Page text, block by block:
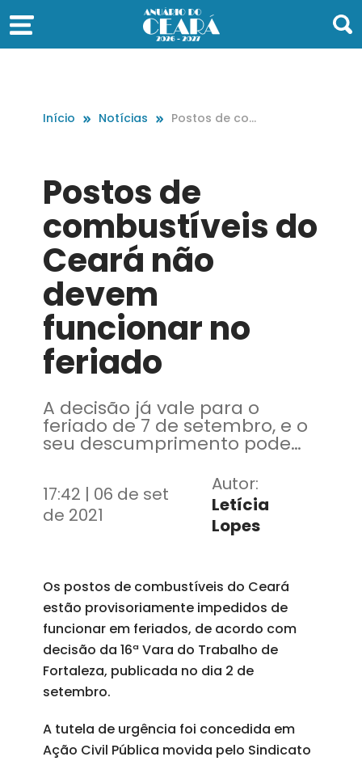
Início Notícias
Postos de com
riado
Postos de
combustíveis do
Ceará não
devem
funcionar no
feriado
A decisão já vale para o
feriado de 7 de setembro, e o
seu descumprimento pode
acarretar em multa diária de
R$ 10 mil por estabelecimento
17:42 | 06 de set
de 2021
Autor:
Letícia
Lopes
Os postos de combustíveis do Ceará
estão provisoriamente impedidos de
funcionar em feriados, de acordo com
decisão da 16ª Vara do Trabalho de
Fortaleza, publicada no dia 2 de
setembro.
A tutela de urgência foi concedida em
Ação Civil Pública movida pelo Sindicato